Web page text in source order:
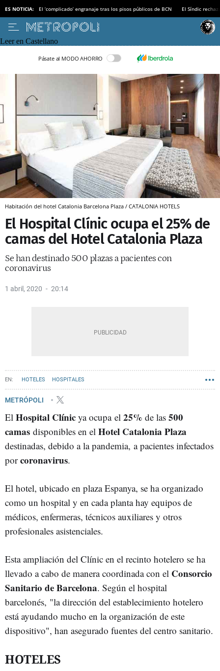
ES NOTICIA: El ‘complicado’ engranaje tras los pisos públicos de BCN El Síndic
Leer en Castellano
Pásate al MODO AHORRO
Habitación del hotel Catalonia Barcelona Plaza / CATALONIA HOTELS
El Hospital Clínic ocupa el 25% de
camas del Hotel Catalonia Plaza
Se han destinado 500 plazas a pacientes con
coronavirus
1 abril, 2020 20:14
HOTELES HOSPITALES
METRÓPOLI
El Hospital Clínic ya ocupa el 25% de las 500
camas disponibles en el Hotel Catalonia Plaza
destinadas, debido a la pandemia, a pacientes infectados
porcoronavirus.
El hotel, ubicado en plaza Espanya, se ha organizado
como un hospital y en cada planta hay equipos de
médicos, enfermeras, técnicos auxiliares y otros
profesionales asistenciales.
Esta ampliación del Clínic en el recinto hotelero se ha
llevado a cabo de manera coordinada con el Consorcio
Sanitario de Barcelona. Según el hospital
barcelonés, "la dirección del establecimiento hotelero
está ayudando mucho en la organización de este
dispositivo", han asegurado fuentes del centro sanitario.
HOTELES